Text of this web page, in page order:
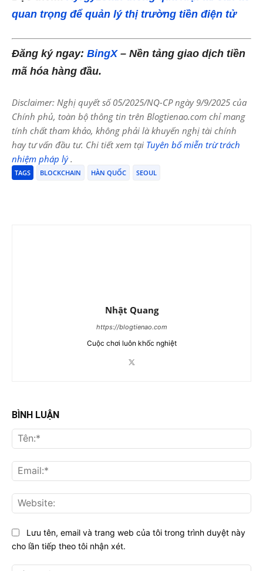
quan trọng để quản lý thị trường tiền điện tử
Đăng ký ngay: BingX– Nền tảng giao dịch tiền
mã hóa hàng đầu.
Disclaimer: Nghị quyết số 05/2025/NQ-CP ngày 9/9/2025 của
Chính phủ, toàn bộ thông tin trên Blogtienao.com chỉ mang
tính chất tham khảo, không phải là khuyến nghị tài chính
hay tư vấn đầu tư. Chi tiết xem tại Tuyên bố miễn trừ trách
nhiệm pháp lý.
TAGS BLOCKCHAIN HÀN QUỐC SEOUL
Nhật Quang
https://blogtienao.com
Cuộc chơi luôn khốc nghiệt
BÌNH LUẬN
Lưu tên, email và trang web của tôi trong trình duyệt này
cho lần tiếp theo tôi nhận xét.